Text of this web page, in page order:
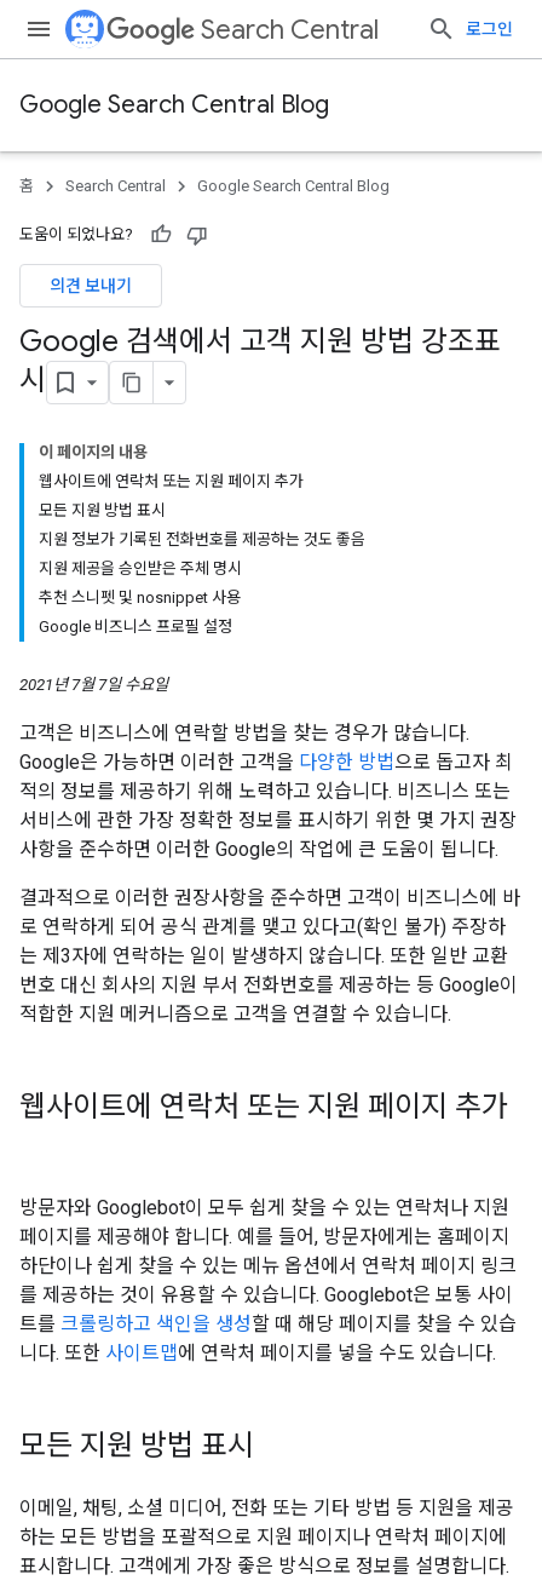
Search Central 로그인
Google Search Central Blog
홈 Search Central Google Search Central Blog
도움이 되었나요?
의견 보내기
Google 검색에서 고객 지원 방법 강조표
시
이 페이지의 내용
웹사이트에 연락처 또는 지원 페이지 추가
모든 지원 방법 표시
지원 정보가 기록된 전화번호를 제공하는 것도 좋음
지원 제공을 승인받은 주체 명시
추천 스니펫 및 nosnippet 사용
Google 비즈니스 프로필 설정
2021년 7월 7일 수요일
고객은 비즈니스에 연락할 방법을 찾는 경우가 많습니다.
Google은 가능하면 이러한 고객을 다양한 방법으로 돕고자 최
적의 정보를 제공하기 위해 노력하고 있습니다. 비즈니스 또는
서비스에 관한 가장 정확한 정보를 표시하기 위한 몇 가지 권장
사항을 준수하면 이러한 Google의 작업에 큰 도움이 됩니다.
결과적으로 이러한 권장사항을 준수하면 고객이 비즈니스에 바
로 연락하게 되어 공식 관계를 맺고 있다고(확인 불가) 주장하
는 제3자에 연락하는 일이 발생하지 않습니다. 또한 일반 교환
번호 대신 회사의 지원 부서 전화번호를 제공하는 등 Google이
적합한 지원 메커니즘으로 고객을 연결할 수 있습니다.
웹사이트에 연락처 또는 지원 페이지 추가
방문자와 Googlebot이 모두 쉽게 찾을 수 있는 연락처나 지원
페이지를 제공해야 합니다. 예를 들어, 방문자에게는 홈페이지
하단이나 쉽게 찾을 수 있는 메뉴 옵션에서 연락처 페이지 링크
를 제공하는 것이 유용할 수 있습니다. Googlebot은 보통 사이
트를 크롤링하고 색인을 생성할 때 해당 페이지를 찾을 수 있습
니다. 또한 사이트맵에 연락처 페이지를 넣을 수도 있습니다.
모든 지원 방법 표시
이메일, 채팅, 소셜 미디어, 전화 또는 기타 방법 등 지원을 제공
하는 모든 방법을 포괄적으로 지원 페이지나 연락처 페이지에
표시합니다. 고객에게 가장 좋은 방식으로 정보를 설명합니다.